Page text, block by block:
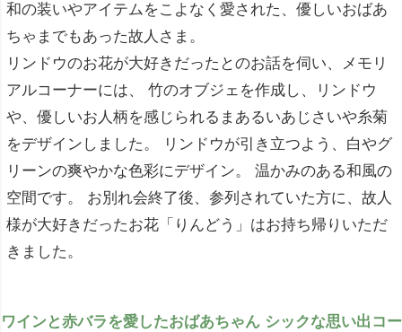
和の装いやアイテムをこよなく愛された、優しいおばあ
ちゃまでもあった故人さま。
リンドウのお花が大好きだったとのお話を伺い、メモリ
アルコーナーには、 竹のオブジェを作成し、リンドウ
や、優しいお人柄を感じられるまあるいあじさいや糸菊
をデザインしました。 リンドウが引き立つよう、白やグ
リーンの爽やかな色彩にデザイン。 温かみのある和風の
空間です。 お別れ会終了後、参列されていた方に、故人
様が大好きだったお花「りんどう」はお持ち帰りいただ
きました。
ワインと赤バラを愛したおばあちゃん シックな思い出コー